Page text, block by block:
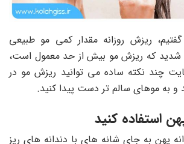
ریزش روزانه مقدار کمی مو طبیعی
شدید که ریزش مو بیش از حد معمول است،
چند نکته ساده می توانید ریزش مو در
به موهای سالم تر دست پیدا کنید.
استفاده کنید
پهن به جای شانه های با دندانه های ریز